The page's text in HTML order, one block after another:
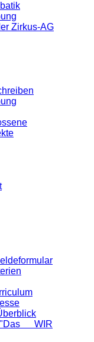
Zirkus-AG
WIR